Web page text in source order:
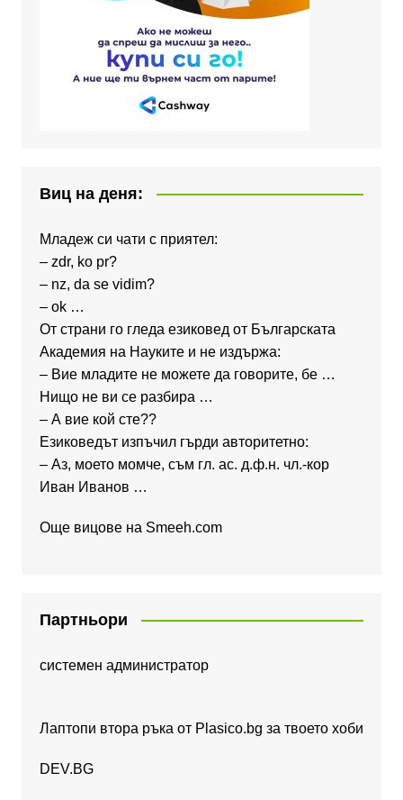
Виц на деня:
Младеж си чати с приятел:
– zdr, ko pr?
– nz, da se vidim?
– ok …
От страни го гледа езиковед от Българската
Академия на Науките и не издържа:
– Вие младите не можете да говорите, бе …
Нищо не ви се разбира …
– А вие кой сте??
Езиковедът изпъчил гърди авторитетно:
– Аз, моето момче, съм гл. ас. д.ф.н. чл.-кор
Иван Иванов …
Още вицове на Smeeh.com
Партньори
системен администратор
Лаптопи втора ръка от Plasico.bg за твоето хоби
DEV.BG